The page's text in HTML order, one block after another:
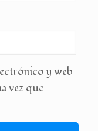
y web
vez que